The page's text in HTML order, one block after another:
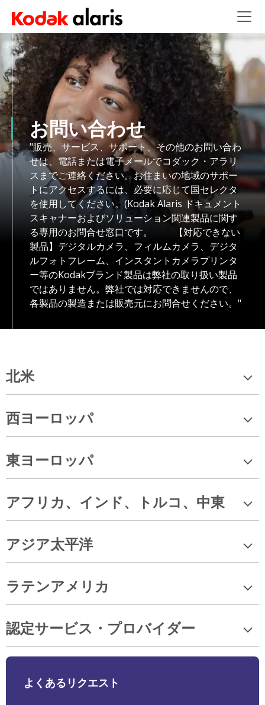
Skip to main content
お問い合わせ
"販売、サービス、サポート、その他のお問い合わ
せは、電話または電子メールでコダック・アラリ
スまでご連絡ください。お住まいの地域のサポー
トにアクセスするには、必要に応じて国セレクタ
を使用してください。(Kodak Alaris ドキュメント
スキャナーおよびソリューション関連製品に関す
る専用のお問合せ窓口です。 【対応できない
製品】デジタルカメラ、フィルムカメラ、デジタ
ルフォトフレーム、インスタントカメラプリンタ
ー等のKodakブランド製品は弊社の取り扱い製品
ではありません。弊社では対応できませんので、
各製品の製造または販売元にお問合せください。"
北米
西ヨーロッパ
東ヨーロッパ
アフリカ、インド、トルコ、中東
アジア太平洋
ラテンアメリカ
認定サービス・プロバイダー
よくあるリクエスト